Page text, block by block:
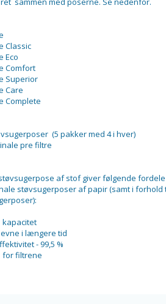
Classic
Eco
Comfort
Superior
Care
Complete
(5 pakker med 4 i hver)
pre filtre
af stof giver følgende
støvsugerposer af papir (samt i forhold
kapacitet
i længere tid
- 99,5 %
for filtrene